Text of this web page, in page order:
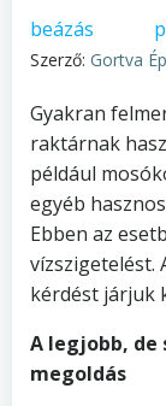
beázás
Szerző: Gortva
Gyakran
raktárnak
például
egyéb
Ebben az
vízszigetelést.
kérdést járjuk
A legjobb,
megoldás